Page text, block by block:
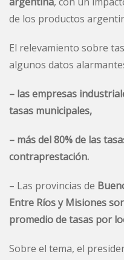
de los productos
El relevamiento sobre
algunos datos
– las empresas
tasas municipales,
– más del 80% de las
contraprestación.
– Las provincias de
Entre Ríos y Misiones
promedio de tasas por
Sobre el tema, el